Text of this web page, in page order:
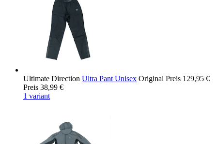
Ultimate Direction Ultra Pant Unisex Original Preis 129,95 €
Preis 38,99 €
1 variant